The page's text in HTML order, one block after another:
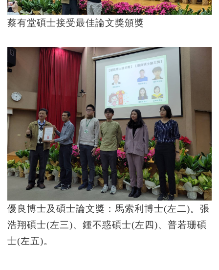
蔡有堂碩士接受最佳論文獎頒獎
優良博士及碩士論文獎：馬索利博士(左二)。張
浩翔碩士(左三)、鍾不惑碩士(左四)、普若珊碩
士(左五)。